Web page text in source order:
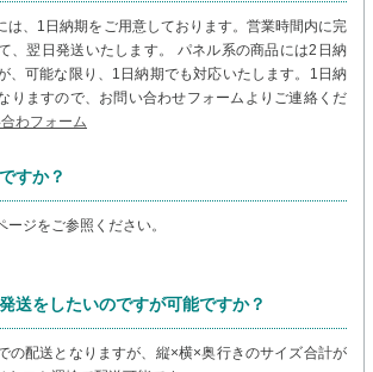
は、1日納期をご用意しております。営業時間内に完
、翌日発送いたします。 パネル系の商品には2日納
、可能な限り、1日納期でも対応いたします。1日納
りますので、お問い合わせフォームよりご連絡くだ
わフォーム
すか？
ジをご参照ください。
送をしたいのですが可能ですか？
の配送となりますが、縦×横×奥行きのサイズ合計が